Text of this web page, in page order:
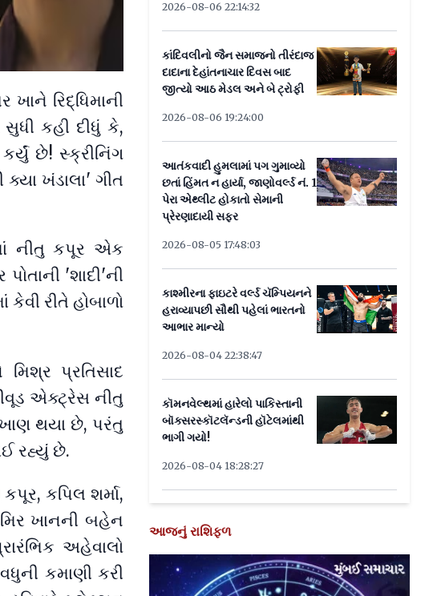
રિદ્ધિમાની
કહી દીધું કે,
છે! સ્ક્રીનિંગ
ખંડાલા' ગીત
નીતુ કપૂર એક
'શાદી'ની
રીતે હોબાળો
મિશ્ર પ્રતિસાદ
એક્ટ્રેસ નીતુ
થયા છે, પરંતુ
રહ્યું છે.
કપૂર, કપિલ શર્મા,
ખાનની બહેન
અહેવાલો
કમાણી કરી
2026-08-06 22:14:32
કાંદિવલીનો જૈન સમાજનો તીરંદાજ
દાદાના દેહાંતનાચાર દિવસ બાદ
જીત્યો આઠ મેડલ અને બે ટ્રોફી
2026-08-06 19:24:00
આતંકવાદી હુમલામાં પગ ગુમાવ્યો
છતાં હિંમત ન હાર્યા, જાણોવર્લ્ડ નં. 1
પેરા એથ્લીટ હોકાતો સેમાની
પ્રેરણાદાયી સફર
2026-08-05 17:48:03
કાશ્મીરના ફાઇટરે વર્લ્ડ ચૅમ્પિયનને
હરાવ્યાપછી સૌથી પહેલાં ભારતનો
આભાર માન્યો
2026-08-04 22:38:47
કૉમનવેલ્થમાં હારેલો પાકિસ્તાની
બૉક્સરસ્કૉટલૅન્ડની હૉટેલમાંથી
ભાગી ગયો!
2026-08-04 18:28:27
આજનું રાશિફળ